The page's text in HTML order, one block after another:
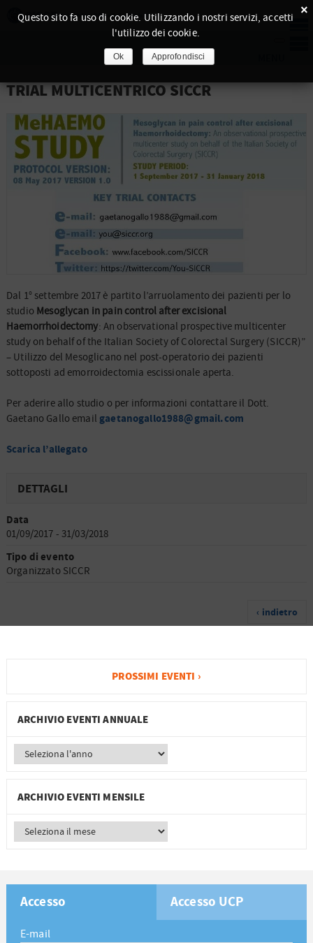
TRIAL MULTICENTRICO SICCR
Dal 1° settembre 2017 è partito l’arruolamento dei pazienti per lo
studio Mesoglycan in pain control after excisional
Haemorrhoidectomy: An observational prospective multicenter
study on behalf of the Italian Society of Colorectal Surgery (SICCR)”
– Utilizzo del Mesoglicano nel post-operatorio dei pazienti
sottoposti ad emorroidectomia escissionale aperta.
Per aderire allo studio o per informazioni contattare il Dott.
Gaetano Gallo emailgaetanogallo1988@gmail.com
Scarica l’allegato
DETTAGLI
Data
01/09/2017 - 31/03/2018
Tipo di evento
Organizzato SICCR
‹ indietro
PROSSIMI EVENTI ›
ARCHIVIO EVENTI ANNUALE
ARCHIVIO EVENTI MENSILE
Accesso Accesso UCP
E-mail
×
Questo sito fa uso di cookie. Utilizzando i nostri servizi, accetti
l'utilizzo dei cookie.
Ok Approfondisci